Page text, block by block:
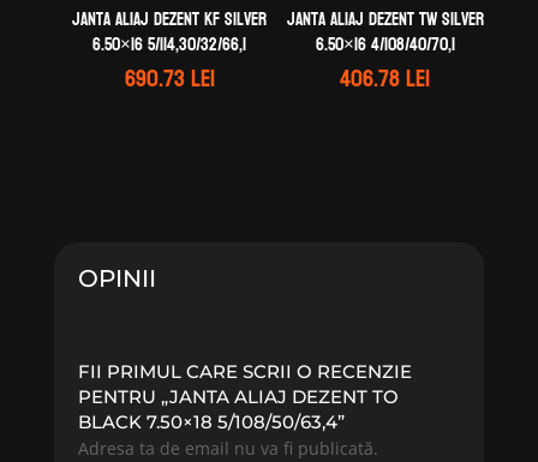
Janta aliaj DEZENT KF silver
6.50×16 5/114,30/32/66,1
690.73lei
Janta aliaj DEZENT TW silver
6.50×16 4/108/40/70,1
406.78lei
OPINII
FII PRIMUL CARE SCRII O RECENZIE
PENTRU „JANTA ALIAJ DEZENT TO
BLACK 7.50×18 5/108/50/63,4”
Adresa ta de email nu va fi publicată.